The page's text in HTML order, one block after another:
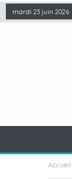
mardi 23 juin 2026
Accueil